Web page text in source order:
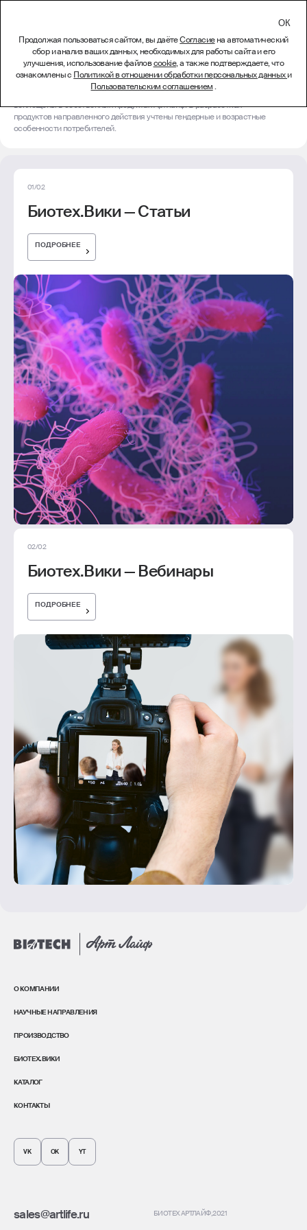
Биотех.Вики
Оптимально подобранные комбинации биотехнологических
компонентов с традиционными биологически активными веществами
воплощены в собственных продуктах Артлайф. В разработках
продуктов направленного действия учтены гендерные и возрастные
особенности потребителей.
01/02
Биотех.Вики — Статьи
ПОДРОБНЕЕ
02/02
Биотех.Вики — Вебинары
ПОДРОБНЕЕ
О КОМПАНИИ
НАУЧНЫЕ НАПРАВЛЕНИЯ
ПРОИЗВОДСТВО
БИОТЕХ.ВИКИ
КАТАЛОГ
КОНТАКТЫ
VK OK YT
sales@artlife.ru БИОТЕХ АРТЛАЙФ, 2021
Продолжая пользоваться сайтом, вы даётеСогласиена автоматический
сбор и анализ ваших данных, необходимых для работы сайта и его
улучшения, использование файловcookie, а также подтверждаете, что
ознакомлены с Политикой в отношении обработки персональных данныхи
Пользовательским соглашением.